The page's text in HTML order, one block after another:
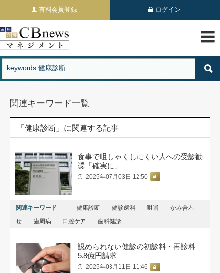
有料会員登録 ログイン
関連キーワード一覧
「健康診断」に関連する記事
食事で咀しゃくしにくい人への受診勧
奨「確実に」
2025年07月03日 12:50
関連キーワード 健康診断 健診歯科 咀嚼
かみ合わ
せ
歯周病 口腔ケア 歯科健診
認められない健診の初診料・再診料
5.8億円請求
2025年03月11日 11:46